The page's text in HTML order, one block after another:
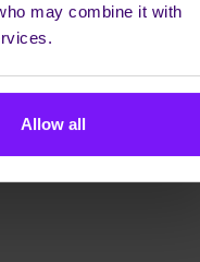
may combine it with
Allow all